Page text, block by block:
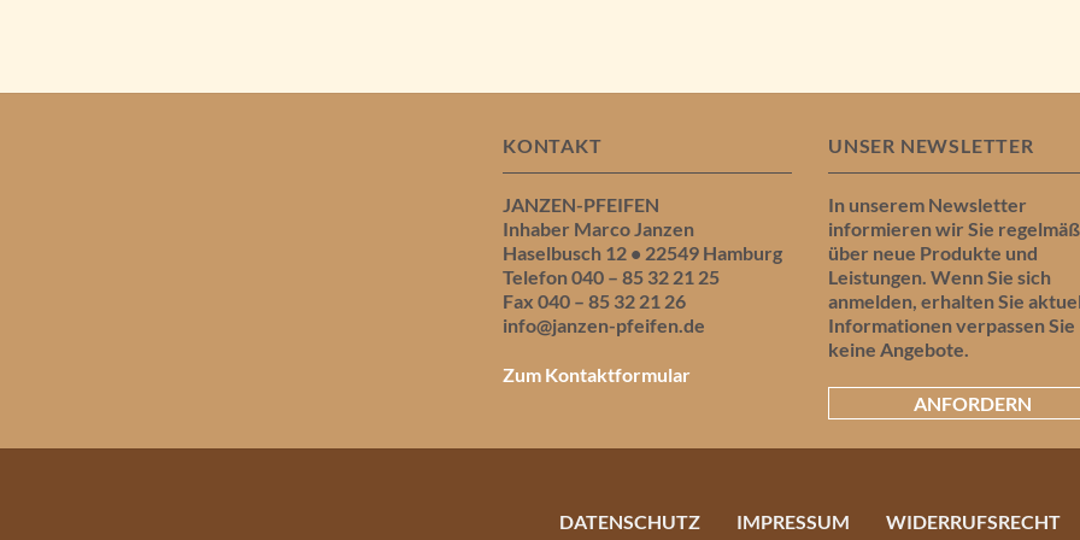
KONTAKT
JANZEN-PFEIFEN
Inhaber Marco Janzen
Haselbusch 12 • 22549 Hamburg
Telefon 040 – 85 32 21 25
Fax 040 – 85 32 21 26
info@janzen-pfeifen.de
Zum Kontaktformular
UNSER NEWSLETTER
In unserem Newsletter
informieren wir Sie
über neue Produkte und
Leistungen. Wenn Sie sich
anmelden, erhalten Sie
Informationen verpassen Sie
keine Angebote.
ANFORDERN
DATENSCHUTZ IMPRESSUM WIDERRUFSRECHT